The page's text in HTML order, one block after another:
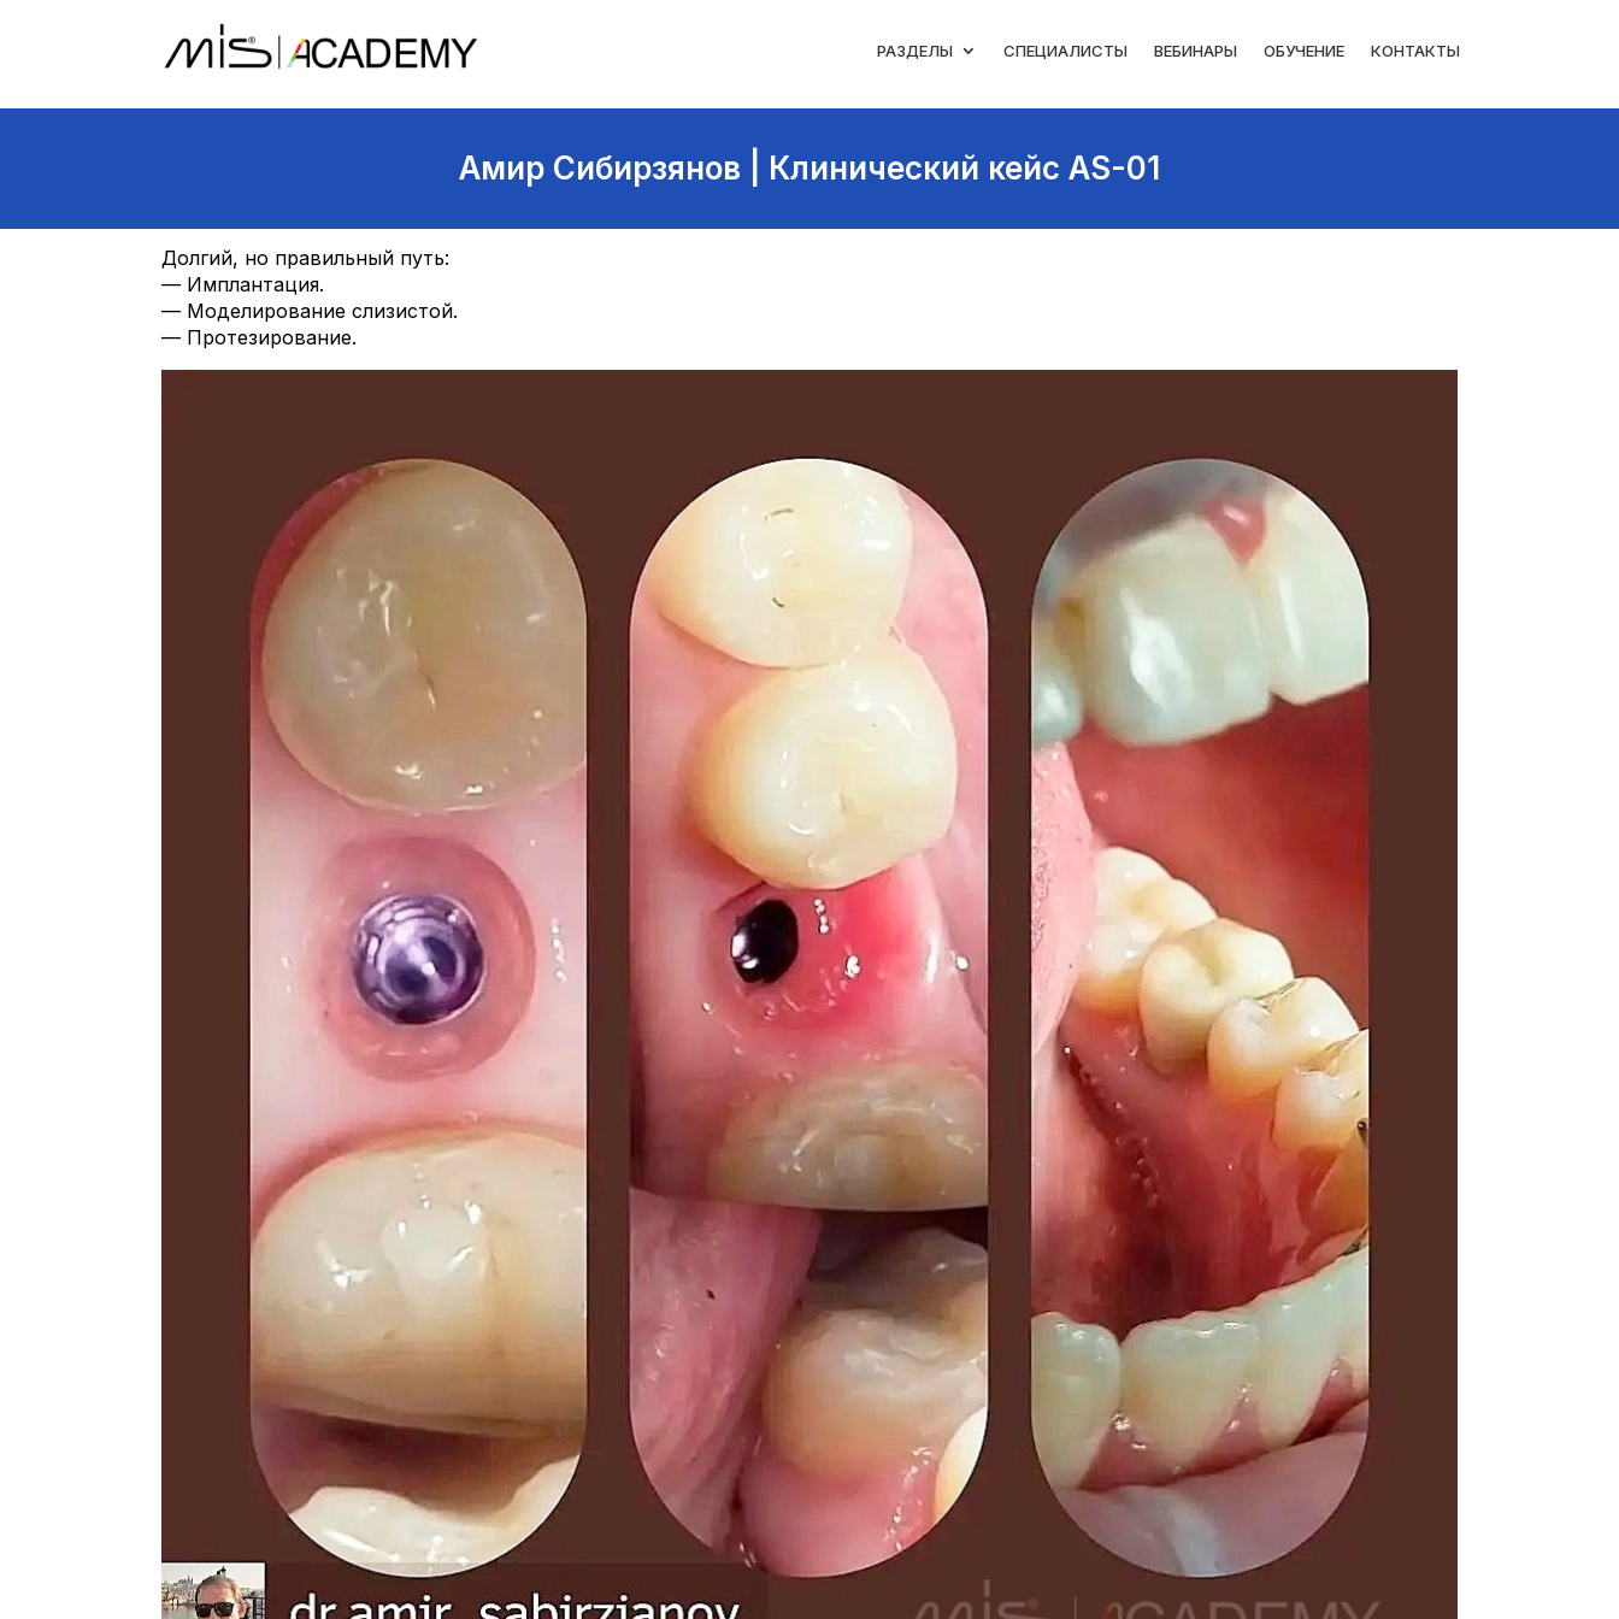
РАЗДЕЛЫ СПЕЦИАЛИСТЫ ВЕБИНАРЫ ОБУЧЕНИЕ КОНТАКТЫ
Амир Сибирзянов | Клинический кейс AS-01
Долгий, но правильный путь:
— Имплантация.
— Моделирование слизистой.
— Протезирование.